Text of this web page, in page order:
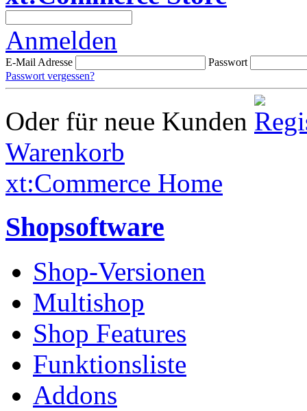
Anmelden
E-Mail Adresse
Passwort
Passwort vergessen?
Oder für neue Kunden
Warenkorb
xt:Commerce Home
Shopsoftware
Shop-Versionen
Multishop
Shop Features
Funktionsliste
Addons